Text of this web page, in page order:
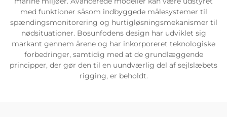
med funktioner såsom indbyggede målesystemer til
spændingsmonitorering og hurtigløsningsmekanismer til
nødsituationer. Bosunfodens design har udviklet sig
markant gennem årene og har inkorporeret teknologiske
forbedringer, samtidig med at de grundlæggende
principper, der gør den til en uundværlig del af sejlslæbets
rigging, er beholdt.